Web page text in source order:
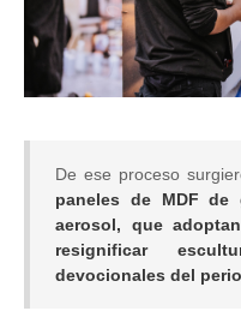
De ese proceso
paneles de MDF de
aerosol, que
resignificar
devocionales del